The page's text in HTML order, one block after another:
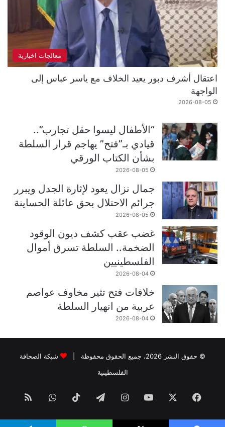
معالجات اخبارية
اعتقال أشرف دبور يعيد الخلاف مع ياسر عباس إلى
الواجهة
2026-08-05
“الأطفال ليسوا حقل تجارب”..
قيادي بـ”فتح” يهاجم قرار السلطة
بشأن الكتاب الورقي
2026-08-05
جمال نزال يعود لإثارة الجدل ويبرر
جرائم الاحتلال بحق عائلة الحساينة
2026-08-05
غضب عقب كشف ديون الوقود
الضخمة.. السلطة تسرق أموال
الفلسطينيين
2026-08-04
خلافات فتح تثير مخاوف عواصم
عربية من انهيار السلطة
2026-08-04
© حقوق النشر 2026، جميع الحقوق محفوظة |
شبكة الصحافة
الفلسطينية
فيسبوك ‫YouTubeانستقرامتيلقرام ‫TikTokواتسابملخص
الموقع